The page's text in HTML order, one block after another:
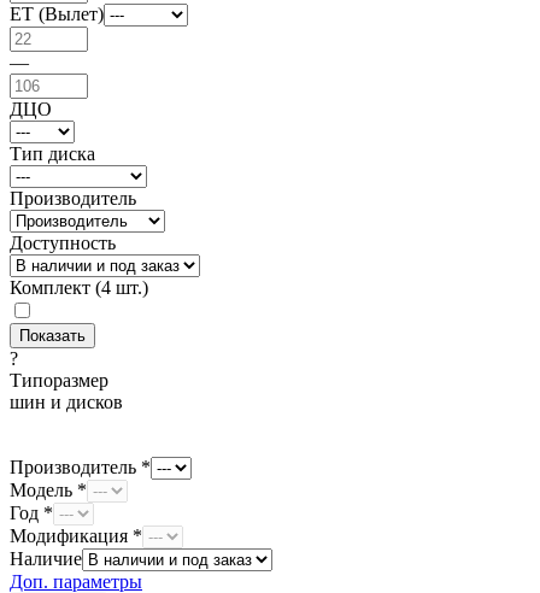
ET (Вылет)
—
ДЦО
Тип диска
Производитель
Доступность
Комплект (4 шт.)
?
Типоразмер
шин и дисков
Производитель *
Модель *
Год *
Модификация *
Наличие
Доп. параметры